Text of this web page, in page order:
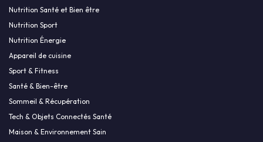
Nutrition Santé et Bien être
Nutrition Sport
Nutrition Énergie
Appareil de cuisine
Sport & Fitness
Santé & Bien-être
Sommeil & Récupération
Tech & Objets Connectés Santé
Maison & Environnement Sain